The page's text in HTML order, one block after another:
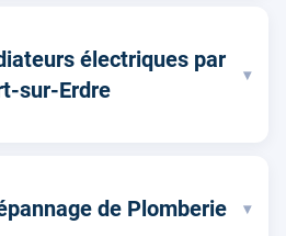
électriques par
sur-Erdre
▾
de Plomberie ▾